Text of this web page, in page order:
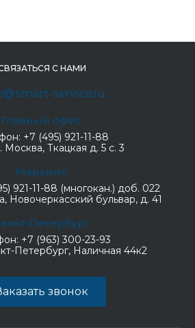
С НАМИ
service.ru
Главный офис
+7 (495) 921-11-88
Москва, Ткацкая д. 5 с. 3
Марьино
921-11-88 (многокан.) доб. 022
Новочеркасский бульвар, д. 41
Петербург
+7 (963) 300-23-93
Петербург, Наличная 44к2
звонок